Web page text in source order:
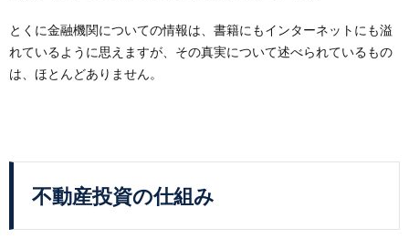
とくに金融機関についての情報は、書籍にもインターネットにも溢
れているように思えますが、その真実について述べられているもの
は、ほとんどありません。
不動産投資の仕組み